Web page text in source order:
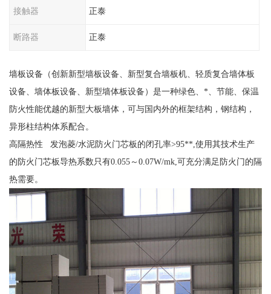
接触器 正泰
断路器 正泰
墙板设备（创新新型墙板设备、新型复合墙板机、轻质复合墙体板
设备、墙体板设备、新型墙体板设备）是一种绿色、*、节能、保温
防火性能优越的新型大板墙体，可与国内外的框架结构，钢结构，
异形柱结构体系配合。
高隔热性 发泡菱/水泥防火门芯板的闭孔率>95**,使用其技术生产
的防火门芯板导热系数只有0.055～0.07W/mk,可充分满足防火门的隔
热需要。